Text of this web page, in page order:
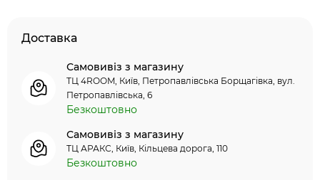
Доставка
Самовивіз з магазину
ТЦ 4ROOM, Київ, Петропавлівська Борщагівка, вул.
Петропавлівська, 6
Безкоштовно
Самовивіз з магазину
ТЦ АРАКС, Київ, Кільцева дорога, 110
Безкоштовно